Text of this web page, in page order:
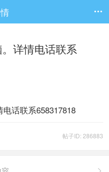

详情电话联系
话联系658317818
帖子ID: 286883